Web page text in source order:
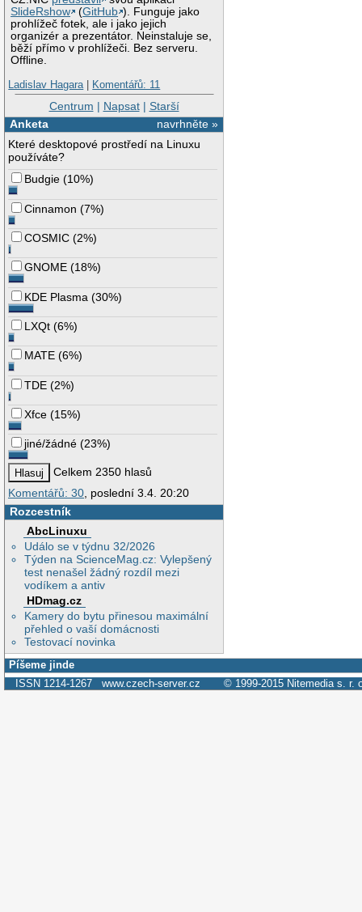
SlideRshow
(GitHub ). Funguje jako
prohlížeč fotek, ale i jako jejich
organizér a prezentátor. Neinstaluje se,
běží přímo v prohlížeči. Bez serveru.
Offline.
Ladislav Hagara| Komentářů: 11
Centrum | Napsat| Starší
navrhněte »
Anketa
Které desktopové prostředí na Linuxu
používáte?
Budgie (10%)
Cinnamon (7%)
COSMIC (2%)
GNOME (18%)
KDE Plasma (30%)
LXQt (6%)
MATE (6%)
TDE (2%)
Xfce (15%)
jiné/žádné (23%)
Celkem 2350 hlasů
Komentářů: 30 , poslední 3.4. 20:20
Rozcestník
AbcLinuxu
Událo se v týdnu 32/2026
Týden na ScienceMag.cz: Vylepšený
test nenašel žádný rozdíl mezi
vodíkem a antiv
HDmag.cz
Kamery do bytu přinesou maximální
přehled o vaší domácnosti
Testovací novinka
Píšeme jinde
ISSN 1214-1267 www.czech-server.cz © 1999-2015 Nitemedia s. r.